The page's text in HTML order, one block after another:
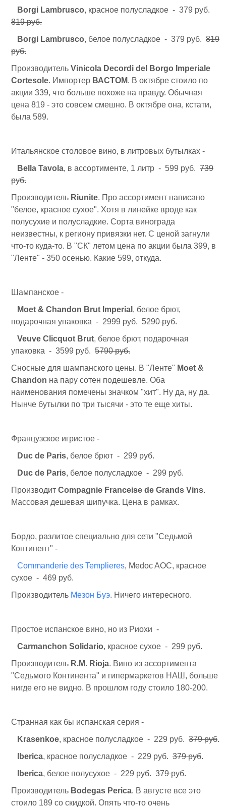
Borgi Lambrusco, красное полусладкое - 379 руб.
819 руб.
Borgi Lambrusco, белое полусладкое - 379 руб. 819
руб.
Производитель Vinicola Decordi del Borgo Imperiale
Cortesole. Импортер ВАСТОМ. В октябре стоило по
акции 339, что больше похоже на правду. Обычная
цена 819 - это совсем смешно. В октябре она, кстати,
была 589.
Итальянское столовое вино, в литровых бутылках -
Bella Tavola, в ассортименте, 1 литр - 599 руб. 739
руб.
Производитель Riunite. Про ассортимент написано
"белое, красное сухое". Хотя в линейке вроде как
полусухие и полусладкие. Сорта винограда
неизвестны, к региону привязки нет. С ценой загнули
что-то куда-то. В "СК" летом цена по акции была 399, в
"Ленте" - 350 осенью. Какие 599, откуда.
Шампанское -
Moet & Chandon Brut Imperial , белое брют,
подарочная упаковка - 2999 руб. 5290 руб.
Veuve Clicquot Brut, белое брют, подарочная
упаковка - 3599 руб. 5790 руб.
Сносные для шампанского цены. В "Ленте" Moet &
Chandon на пару сотен подешевле. Оба
наименования помечены значком "хит". Ну да, ну да.
Нынче бутылки по три тысячи - это те еще хиты.
Французское игристое -
Duc de Paris, белое брют - 299 руб.
Duc de Paris, белое полусладкое - 299 руб.
Производит Compagnie Franceise de Grands Vins.
Массовая дешевая шипучка. Цена в рамках.
Бордо, разлитое специально для сети "Седьмой
Континент" -
Commanderie des Templieres, Medoc AOC, красное
сухое - 469 руб.
Производитель Мезон Буэ. Ничего интересного.
Простое испанское вино, но из Риохи -
Carmanchon Solidario, красное сухое - 299 руб.
Производитель R.M. Rioja. Вино из ассортимента
"Седьмого Континента" и гипермаркетов НАШ, больше
нигде его не видно. В прошлом году стоило 180-200.
Странная как бы испанская серия -
Krasenkoe, красное полусладкое - 229 руб. 379 руб.
Iberica, красное полусладкое - 229 руб. 379 руб.
Iberica, белое полусухое - 229 руб. 379 руб.
Производитель Bodegas Perica. В августе все это
стоило 189 со скидкой. Опять что-то очень